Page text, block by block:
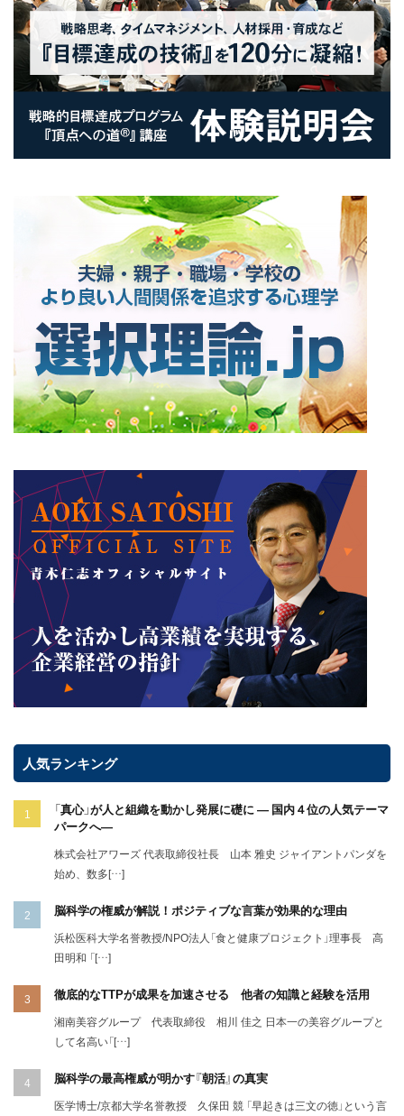
人気ランキング
「真心」が人と組織を動かし発展に礎に ― 国内４位の人気テーマ
パークへ―
株式会社アワーズ 代表取締役社長 山本 雅史 ジャイアントパンダを
始め、数多[…]
脳科学の権威が解説！ポジティブな言葉が効果的な理由
浜松医科大学名誉教授/NPO法人「食と健康プロジェクト」理事長 高
田明和 「[…]
徹底的なTTPが成果を加速させる 他者の知識と経験を活用
湘南美容グループ 代表取締役 相川 佳之 日本一の美容グループと
して名高い「[…]
脳科学の最高権威が明かす『朝活』の真実
医学博士/京都大学名誉教授 久保田 競 「早起きは三文の徳」という言